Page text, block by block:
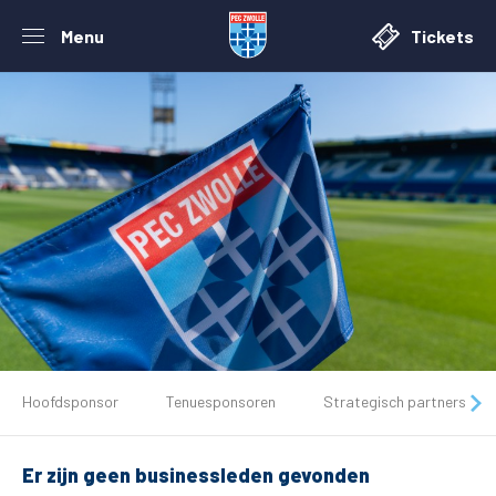
Menu Tickets
Tickets
Matchdays
Hoofdsponsor Tenuesponsoren Strategisch partners
Er zijn geen businessleden gevonden